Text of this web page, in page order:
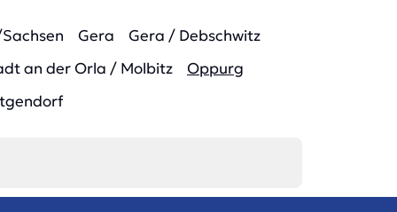
Gera
Gera / Debschwitz
an der Orla / Molbitz
Oppurg